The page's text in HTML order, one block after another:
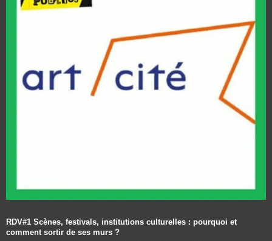
RDV#1 Scènes, festivals, institutions culturelles : pourquoi et
comment sortir de ses murs ?